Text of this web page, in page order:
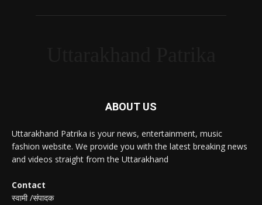
ABOUT US
Uttarakhand Patrika is your news, entertainment, music
fashion website. We provide you with the latest breaking news
and videos straight from the Uttarakhand
Contact
स्वामी /संपादक